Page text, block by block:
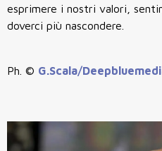
esprimere i nostri valori,
doverci più nascondere.
Ph. © G.Scala/